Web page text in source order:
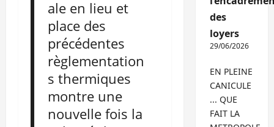
ale en lieu et
place des
précédentes
règlementation
s thermiques
montre une
nouvelle fois la
des
loyers
29/06/2026
EN PLEINE
CANICULE
... QUE
FAIT LA